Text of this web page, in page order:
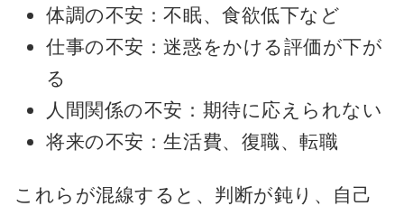
体調の不安：不眠、食欲低下など
仕事の不安：迷惑をかける評価が下が
る
人間関係の不安：期待に応えられない
将来の不安：生活費、復職、転職
これらが混線すると、判断が鈍り、自己